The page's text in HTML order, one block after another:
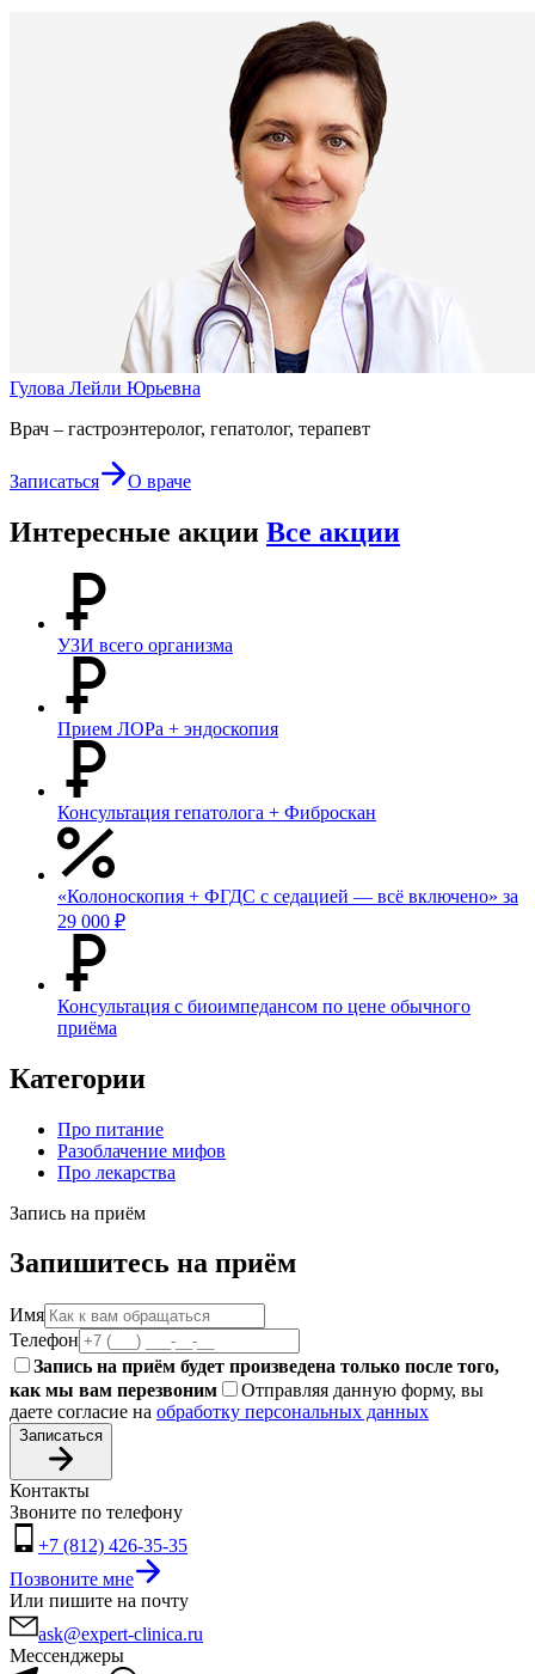
Гулова Лейли Юрьевна
Врач – гастроэнтеролог, гепатолог, терапевт
Записаться О враче
Интересные акции Все акции
УЗИ всего организма
Прием ЛОРа + эндоскопия
Консультация гепатолога + Фиброскан
«Колоноскопия + ФГДС с седацией — всё включено» за
29 000 ₽
Консультация с биоимпедансом по цене обычного
приёма
Категории
Про питание
Разоблачение мифов
Про лекарства
Запись на приём
Запишитесь на приём
Имя
Телефон
Запись на приём будет произведена только после того,
как мы вам перезвоним
Отправляя данную форму, вы
даете согласие на обработку персональных данных
Записаться
Контакты
Звоните по телефону
+7 (812) 426-35-35
Позвоните мне
Или пишите на почту
ask@expert-clinica.ru
Мессенджеры